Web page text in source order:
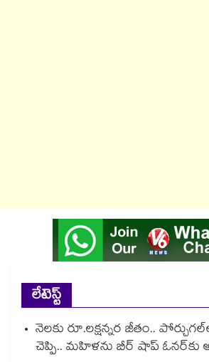
లేటెస్ట్
నెలకు రూ.లక్షన్నర జీతం..
చెప్పి.. మహిళను బీర్ షాప్ ఓనర్⁭కు